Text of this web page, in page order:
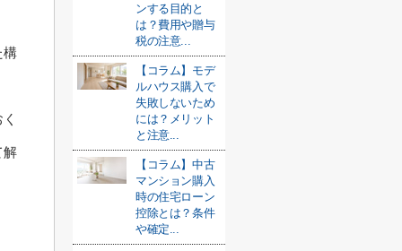
構
解
ンする目的と
は？費用や贈与
税の注意...
【コラム】モデ
ルハウス購入で
失敗しないため
には？メリット
と注意...
【コラム】中古
マンション購入
時の住宅ローン
控除とは？条件
や確定...